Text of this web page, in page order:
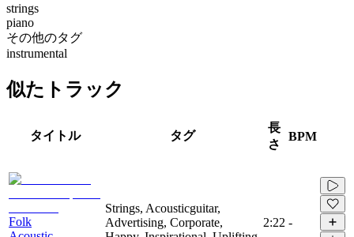
strings
piano
その他のタグ
instrumental
似たトラック
タイトル タグ
長
さ
BPM
Folk
Strings, Acousticguitar,
Advertising, Corporate,
2:22 -